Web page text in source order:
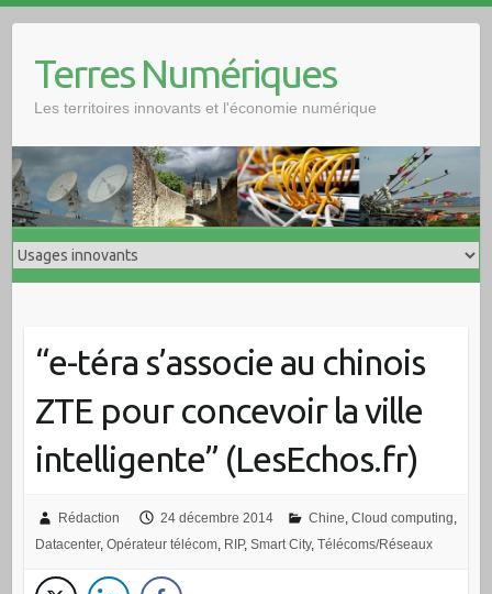
Terres Numériques
Les territoires innovants et l'économie numérique
“e-téra s’associe au chinois
ZTE pour concevoir la ville
intelligente” (LesEchos.fr)
Rédaction 24 décembre 2014 Chine, Cloud computing,
Datacenter, Opérateur télécom, RIP, Smart City, Télécoms/Réseaux